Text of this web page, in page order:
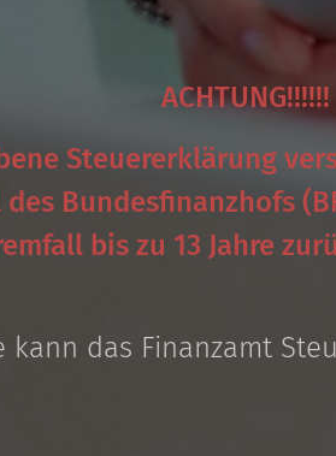
ACHTUNG!!!!!!
Steuererklärung
Bundesfinanzhofs
bis zu 13 Jahre
kann das Finanzamt